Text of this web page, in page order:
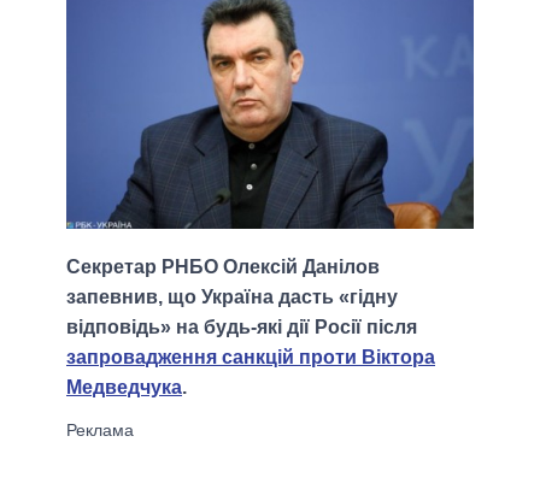
Секретар РНБО Олексій Данілов
запевнив, що Україна дасть «гідну
відповідь» на будь-які дії Росії після
запровадження санкцій проти Віктора
Медведчука.